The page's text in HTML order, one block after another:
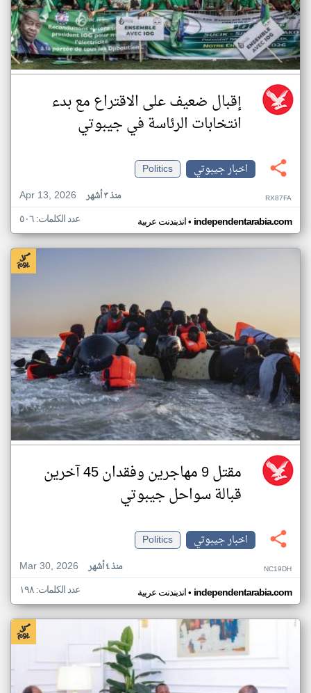
إقبال ضعيف على الاقتراع مع بدء
انتخابات الرئاسة في جيبوتي
اخبار جيبوتي
Politics
Apr 13, 2026
منذ ٣ أشهر RX87FA
اندبندنت عربية• independentarabia.com عدد الكلمات: ٥٠٦
مقتل 9 مهاجرين وفقدان 45 آخرين
قبالة سواحل جيبوتي
اخبار جيبوتي
Politics
Mar 30, 2026
منذ ٤ أشهر NC19DH
اندبندنت عربية• independentarabia.com عدد الكلمات: ١٩٨